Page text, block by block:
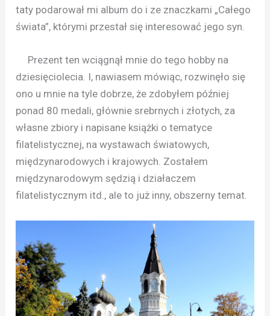
taty podarował mi album do i ze znaczkami „Całego
świata”, którymi przestał się interesować jego syn.
Prezent ten wciągnął mnie do tego hobby na
dziesięciolecia. I, nawiasem mówiąc, rozwinęło się
ono u mnie na tyle dobrze, że zdobyłem później
ponad 80 medali, głównie srebrnych i złotych, za
własne zbiory i napisane książki o tematyce
filatelistycznej, na wystawach światowych,
międzynarodowych i krajowych. Zostałem
międzynarodowym sędzią i działaczem
filatelistycznym itd., ale to już inny, obszerny temat.